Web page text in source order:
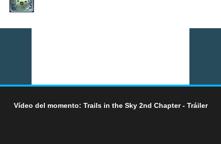
Vídeo del momento: Trails in the Sky 2nd Chapter - Tráiler